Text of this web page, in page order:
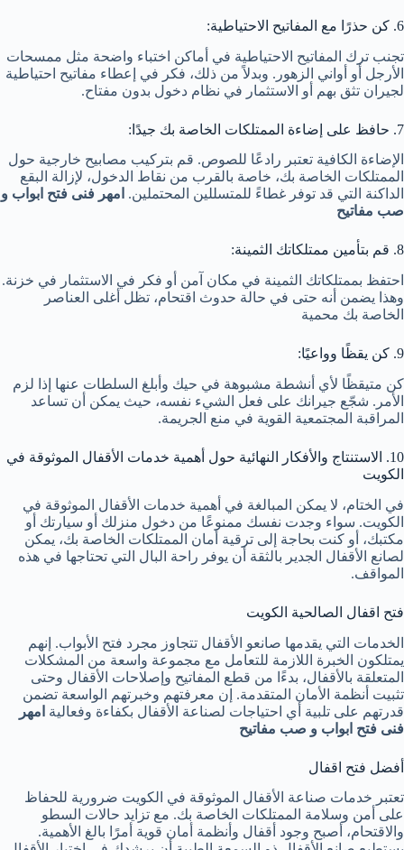
6. كن حذرًا مع المفاتيح الاحتياطية:
تجنب ترك المفاتيح الاحتياطية في أماكن اختباء واضحة مثل ممسحات
الأرجل أو أواني الزهور. وبدلاً من ذلك، فكر في إعطاء مفاتيح احتياطية
لجيران تثق بهم أو الاستثمار في نظام دخول بدون مفتاح.
7. حافظ على إضاءة الممتلكات الخاصة بك جيدًا:
الإضاءة الكافية تعتبر رادعًا للصوص. قم بتركيب مصابيح خارجية حول
الممتلكات الخاصة بك، خاصة بالقرب من نقاط الدخول، لإزالة البقع
الداكنة التي قد توفر غطاءً للمتسللين المحتملين. امهر فنى فتح ابواب و
صب مفاتيح
8. قم بتأمين ممتلكاتك الثمينة:
​​احتفظ بممتلكاتك الثمينة في مكان آمن أو فكر في الاستثمار في خزنة.
وهذا يضمن أنه حتى في حالة حدوث اقتحام، تظل أغلى العناصر
الخاصة بك محمية
9. كن يقظًا وواعيًا:
كن متيقظًا لأي أنشطة مشبوهة في حيك وأبلغ السلطات عنها إذا لزم
الأمر. شجّع جيرانك على فعل الشيء نفسه، حيث يمكن أن تساعد
المراقبة المجتمعية القوية في منع الجريمة.
10. الاستنتاج والأفكار النهائية حول أهمية خدمات الأقفال الموثوقة في
الكويت
في الختام، لا يمكن المبالغة في أهمية خدمات الأقفال الموثوقة في
الكويت. سواء وجدت نفسك ممنوعًا من دخول منزلك أو سيارتك أو
مكتبك، أو كنت بحاجة إلى ترقية أمان الممتلكات الخاصة بك، يمكن
لصانع الأقفال الجدير بالثقة أن يوفر راحة البال التي تحتاجها في هذه
المواقف.
فتح اقفال الصالحية الكويت
الخدمات التي يقدمها صانعو الأقفال تتجاوز مجرد فتح الأبواب. إنهم
يمتلكون الخبرة اللازمة للتعامل مع مجموعة واسعة من المشكلات
المتعلقة بالأقفال، بدءًا من قطع المفاتيح وإصلاحات الأقفال وحتى
تثبيت أنظمة الأمان المتقدمة. إن معرفتهم وخبرتهم الواسعة تضمن
قدرتهم على تلبية أي احتياجات لصناعة الأقفال بكفاءة وفعالية امهر
فنى فتح ابواب و صب مفاتيح
أفضل فتح اقفال
تعتبر خدمات صناعة الأقفال الموثوقة في الكويت ضرورية للحفاظ
على أمن وسلامة الممتلكات الخاصة بك. مع تزايد حالات السطو
والاقتحام، أصبح وجود أقفال وأنظمة أمان قوية أمرًا بالغ الأهمية.